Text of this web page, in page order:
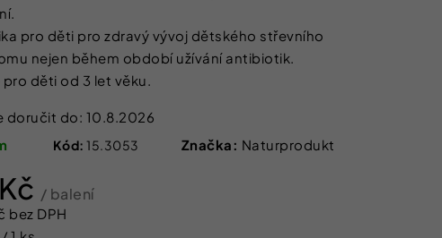
pro děti pro zdravý vývoj dětského střevního
nejen během období užívání antibiotik.
děti od 3 let věku.
doručit do: 10.8.2026
Kód: 15.3053 Značka: Naturprodukt
/ balení
bez DPH